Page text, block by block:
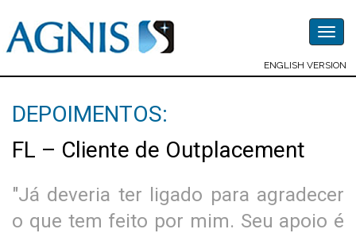
ENGLISH VERSION
DEPOIMENTOS:
FL – Cliente de Outplacement
"Já deveria ter ligado para agradecer
o que tem feito por mim. Seu apoio é